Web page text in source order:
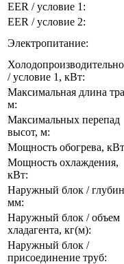
EER / условие 1:
EER / условие 2:
Электропитание:
/ условие 1, кВт:
Максимальная длина
м:
Максимальных перепад
высот, м:
Мощность обогрева,
Мощность охлаждения,
кВт:
Наружный блок /
мм:
Наружный блок / объем
хладагента, кг(м):
Наружный блок /
присоединение труб: